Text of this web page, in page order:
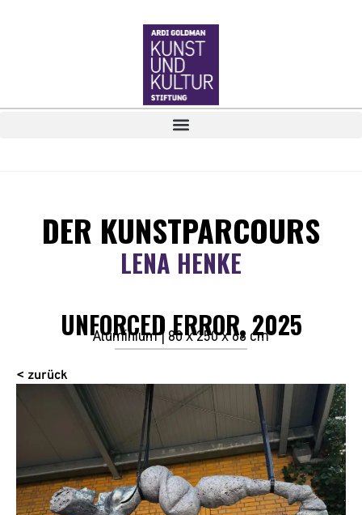
DER KUNSTPARCOURS
LENA HENKE
UNFORCED ERROR, 2025
Aluminium | 80 x 250 x 68 cm
< zurück